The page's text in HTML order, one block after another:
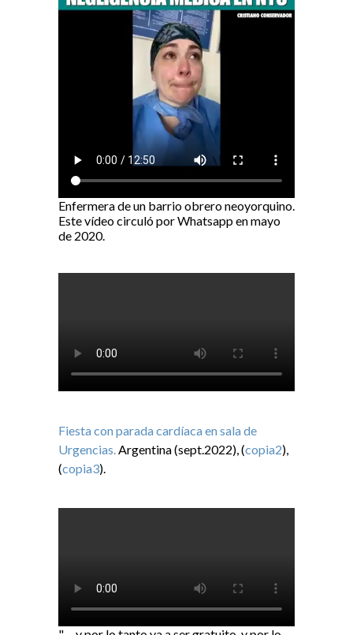
Enfermera de un barrio obrero neoyorquino.
Este vídeo circuló por Whatsapp en mayo
de 2020.
Fiesta con parada cardíaca en sala de
Urgencias. Argentina (sept.2022), (copia2),
(copia3).